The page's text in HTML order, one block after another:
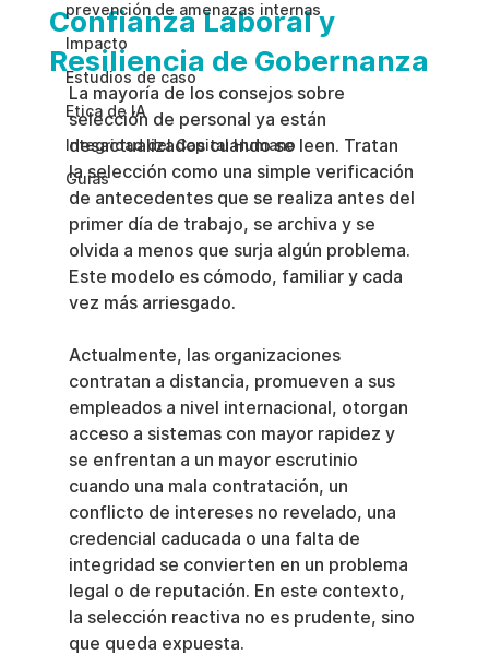
prevención de amenazas internas
Impacto
Estudios de caso
Etica de IA
Integridad del Capital Humano
Guias
Confianza Laboral y
Resiliencia de Gobernanza
La mayoría de los consejos sobre
selección de personal ya están
desactualizados cuando se leen. Tratan
la selección como una simple verificación
de antecedentes que se realiza antes del
primer día de trabajo, se archiva y se
olvida a menos que surja algún problema.
Este modelo es cómodo, familiar y cada
vez más arriesgado.
Actualmente, las organizaciones
contratan a distancia, promueven a sus
empleados a nivel internacional, otorgan
acceso a sistemas con mayor rapidez y
se enfrentan a un mayor escrutinio
cuando una mala contratación, un
conflicto de intereses no revelado, una
credencial caducada o una falta de
integridad se convierten en un problema
legal o de reputación. En este contexto,
la selección reactiva no es prudente, sino
que queda expuesta.